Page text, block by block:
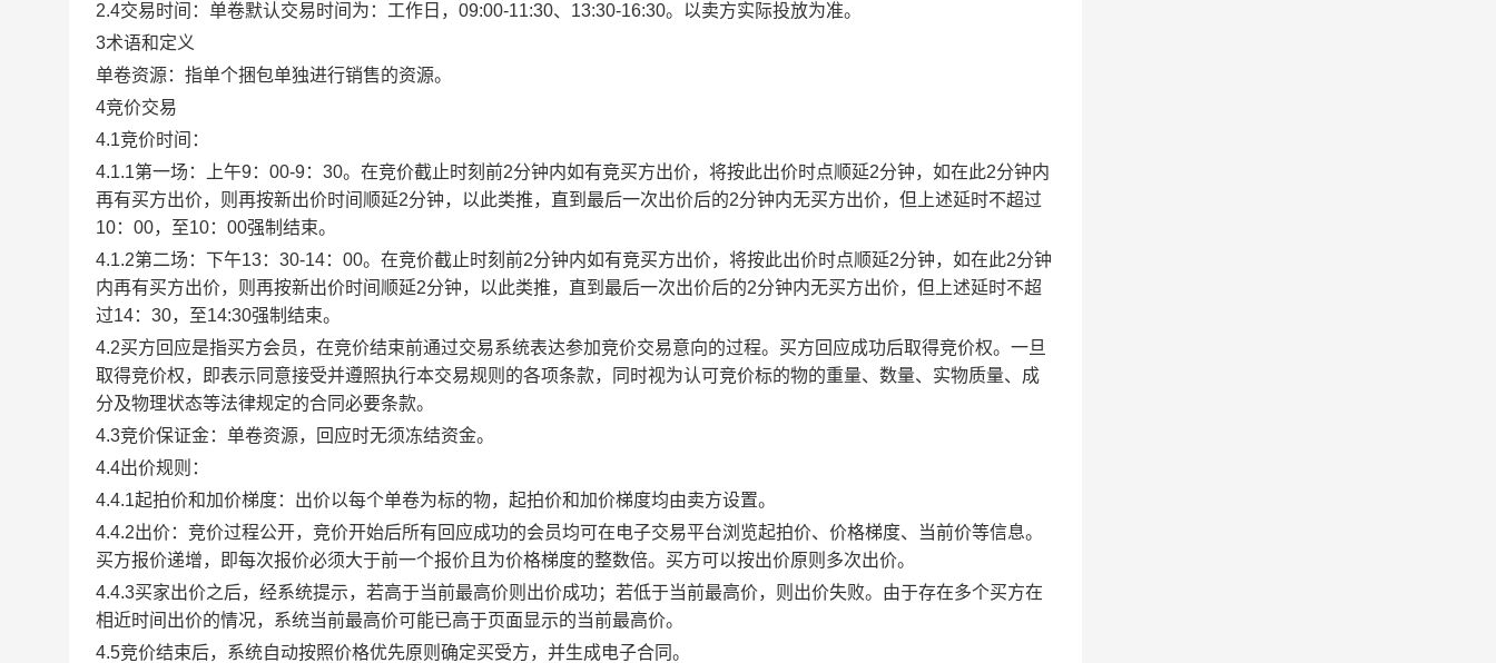
2.4交易时间：单卷默认交易时间为：工作日，09:00-11:30、13:30-16:30。以卖方实际投放为准。
3术语和定义
单卷资源：指单个捆包单独进行销售的资源。
4竞价交易
4.1竞价时间：
4.1.1第一场：上午9：00-9：30。在竞价截止时刻前2分钟内如有竞买方出价，将按此出价时点顺延2分钟，如在此2分钟内
再有买方出价，则再按新出价时间顺延2分钟，以此类推，直到最后一次出价后的2分钟内无买方出价，但上述延时不超过
10：00，至10：00强制结束。
4.1.2第二场：下午13：30-14：00。在竞价截止时刻前2分钟内如有竞买方出价，将按此出价时点顺延2分钟，如在此2分钟
内再有买方出价，则再按新出价时间顺延2分钟，以此类推，直到最后一次出价后的2分钟内无买方出价，但上述延时不超
过14：30，至14:30强制结束。
4.2买方回应是指买方会员，在竞价结束前通过交易系统表达参加竞价交易意向的过程。买方回应成功后取得竞价权。一旦
取得竞价权，即表示同意接受并遵照执行本交易规则的各项条款，同时视为认可竞价标的物的重量、数量、实物质量、成
分及物理状态等法律规定的合同必要条款。
4.3竞价保证金：单卷资源，回应时无须冻结资金。
4.4出价规则：
4.4.1起拍价和加价梯度：出价以每个单卷为标的物，起拍价和加价梯度均由卖方设置。
4.4.2出价：竞价过程公开，竞价开始后所有回应成功的会员均可在电子交易平台浏览起拍价、价格梯度、当前价等信息。
买方报价递增，即每次报价必须大于前一个报价且为价格梯度的整数倍。买方可以按出价原则多次出价。
4.4.3买家出价之后，经系统提示，若高于当前最高价则出价成功；若低于当前最高价，则出价失败。由于存在多个买方在
相近时间出价的情况，系统当前最高价可能已高于页面显示的当前最高价。
4.5竞价结束后，系统自动按照价格优先原则确定买受方，并生成电子合同。